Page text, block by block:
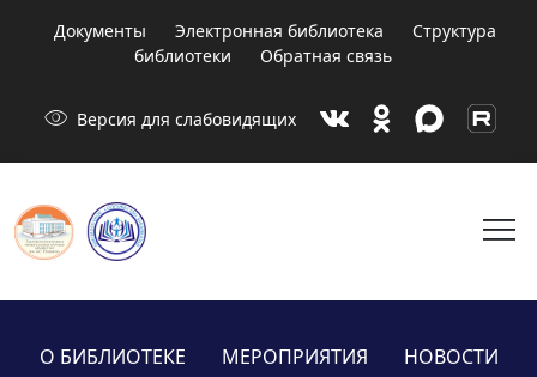
Документы Электронная библиотека
Структура
библиотеки
Обратная связь
visibility Версия для слабовидящих
menu
О БИБЛИОТЕКЕ МЕРОПРИЯТИЯ
НОВОСТИ